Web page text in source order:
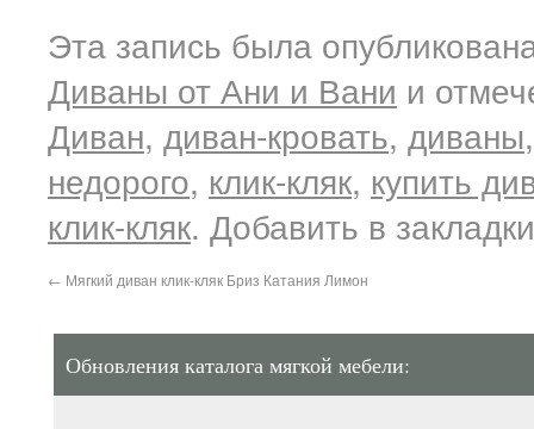
Эта запись была
Диваны от Ани и Вани и
Диван, диван-кровать, диваны
недорого, клик-кляк, купить
клик-кляк. Добавить в
← Мягкий диван клик-кляк Бриз Катания Лимон
Обновления каталога мягкой мебели: